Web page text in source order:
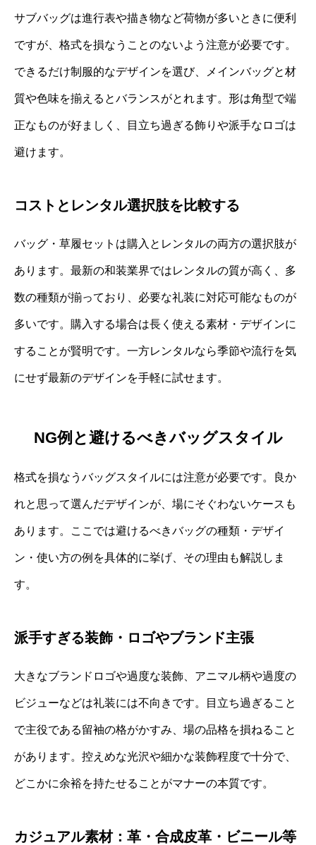
サブバッグは進行表や描き物など荷物が多いときに便利
ですが、格式を損なうことのないよう注意が必要です。
できるだけ制服的なデザインを選び、メインバッグと材
質や色味を揃えるとバランスがとれます。形は角型で端
正なものが好ましく、目立ち過ぎる飾りや派手なロゴは
避けます。
コストとレンタル選択肢を比較する
バッグ・草履セットは購入とレンタルの両方の選択肢が
あります。最新の和装業界ではレンタルの質が高く、多
数の種類が揃っており、必要な礼装に対応可能なものが
多いです。購入する場合は長く使える素材・デザインに
することが賢明です。一方レンタルなら季節や流行を気
にせず最新のデザインを手軽に試せます。
NG例と避けるべきバッグスタイル
格式を損なうバッグスタイルには注意が必要です。良か
れと思って選んだデザインが、場にそぐわないケースも
あります。ここでは避けるべきバッグの種類・デザイ
ン・使い方の例を具体的に挙げ、その理由も解説しま
す。
派手すぎる装飾・ロゴやブランド主張
大きなブランドロゴや過度な装飾、アニマル柄や過度の
ビジューなどは礼装には不向きです。目立ち過ぎること
で主役である留袖の格がかすみ、場の品格を損ねること
があります。控えめな光沢や細かな装飾程度で十分で、
どこかに余裕を持たせることがマナーの本質です。
カジュアル素材：革・合成皮革・ビニール等